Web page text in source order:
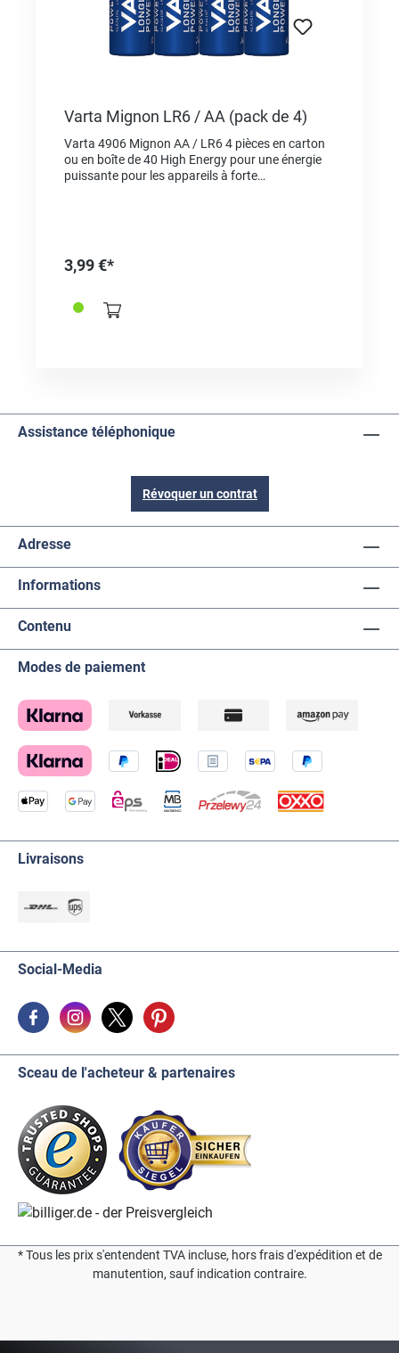
Varta Mignon LR6 / AA (pack de 4)
Varta 4906 Mignon AA / LR6 4 pièces en carton
ou en boîte de 40 High Energy pour une énergie
puissante pour les appareils à forte
2625001
3,99 €*
Assistance téléphonique
Révoquer un contrat
Adresse
Informations
Contenu
Modes de paiement
Livraisons
Social-Media
Sceau de l'acheteur & partenaires
* Tous les prix s'entendent TVA incluse, hors frais d'expédition et de
manutention, sauf indication contraire.